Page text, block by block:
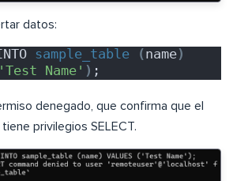
datos:
sample_table (name)
'Test Name' ) ;
denegado, que confirma que el
privilegios SELECT.